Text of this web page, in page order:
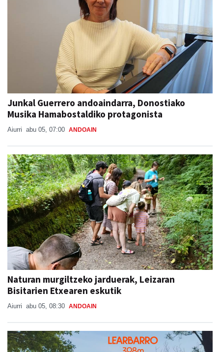
Junkal Guerrero andoaindarra, Donostiako
Musika Hamabostaldiko protagonista
Aiurri abu 05, 07:00 ANDOAIN
Naturan murgiltzeko jarduerak, Leizaran
Bisitarien Etxearen eskutik
Aiurri abu 05, 08:30 ANDOAIN